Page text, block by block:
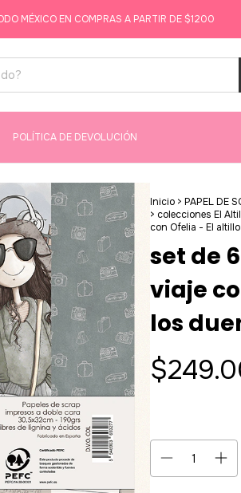
MÉXICO EN COMPRAS A PARTIR DE $1200
POLÍTICA DE DEVOLUCIÓN
Inicio > PAPEL DE
> colecciones El
con Ofelia - El
set de
viaje
los